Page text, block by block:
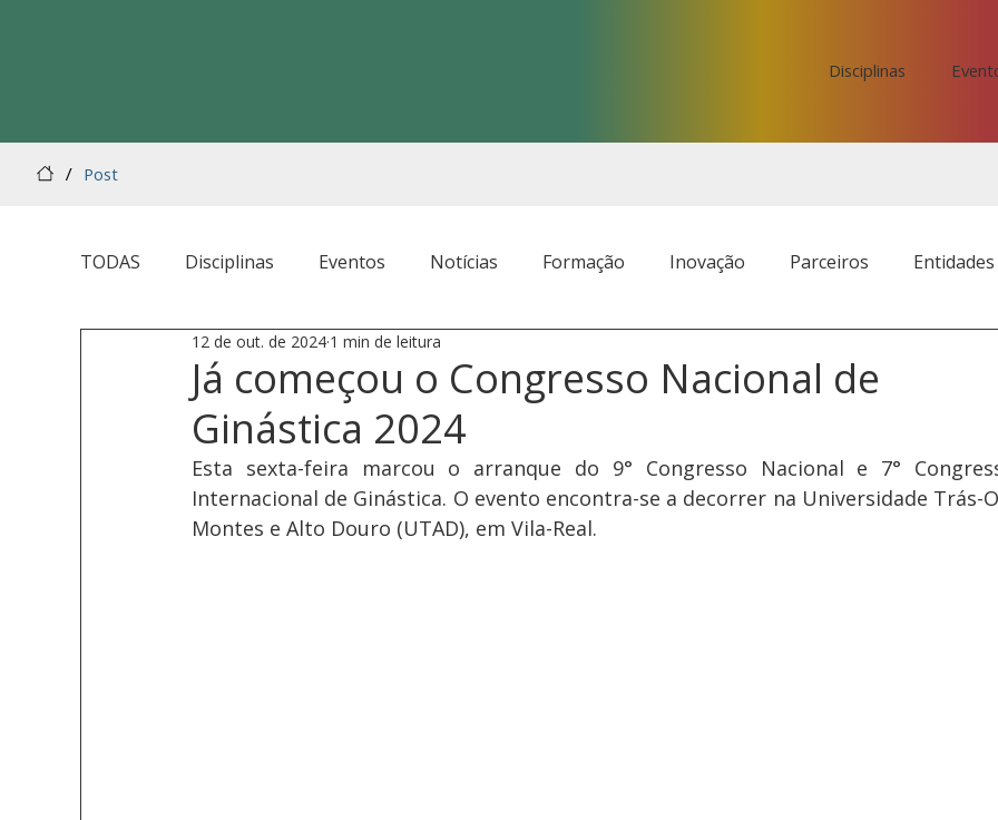
Disciplinas
/ Post
TODAS Disciplinas Eventos Notícias Formação Inovação Parceiros Entidades
Já começou o Congresso Nacional de
Ginástica 2024
12 de out. de 2024 1 min de leitura
Esta sexta-feira marcou o arranque do 9° Congresso Nacional e 7°
Internacional de Ginástica. O evento encontra-se a decorrer na Universidade Trás-
Montes e Alto Douro (UTAD), em Vila-Real.